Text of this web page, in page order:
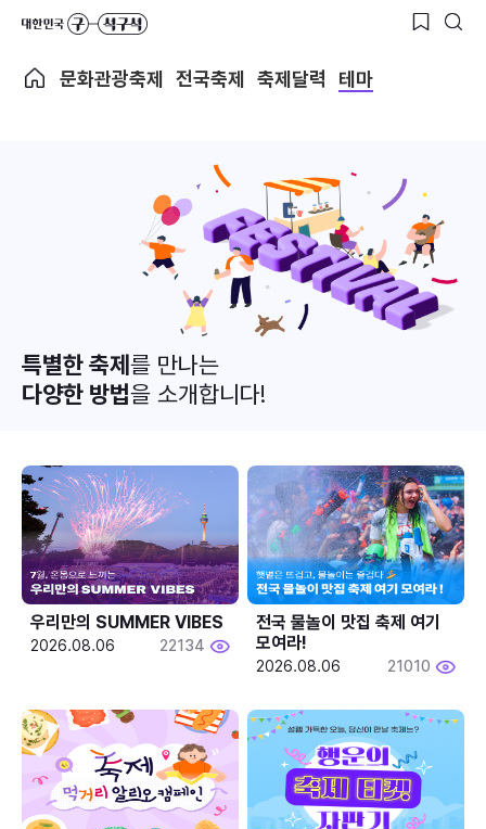
문화관광축제 전국축제 축제달력 테마
특별한 축제를 만나는
다양한 방법을 소개합니다!
우리만의 SUMMER VIBES
2026.08.06 22134
전국 물놀이 맛집 축제 여기
모여라!
2026.08.06 21010